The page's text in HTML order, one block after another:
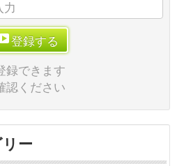
登録する
録できます
認ください
ー